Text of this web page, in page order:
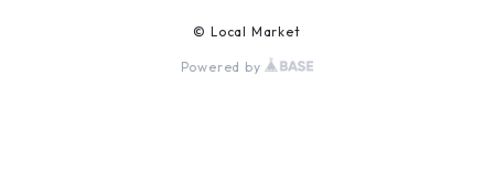
© Local Market
Powered by